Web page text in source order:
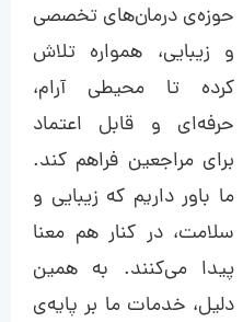
حوزه‌ی درمان‌های تخصصی
و زیبایی، همواره تلاش
کرده تا محیطی آرام،
حرفه‌ای و قابل اعتماد
برای مراجعین فراهم کند.
ما باور داریم که زیبایی و
سلامت، در کنار هم معنا
پیدا می‌کنند. به همین
دلیل، خدمات ما بر پایه‌ی